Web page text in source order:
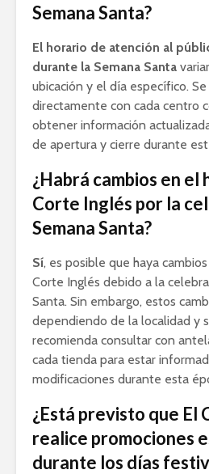
Semana Santa?
El horario de atención al
durante la Semana Santa
ubicación y el día específico.
directamente con cada centro
obtener información
de apertura y cierre durante
¿Habrá cambios en el
Corte Inglés por la
Semana Santa?
Sí, es posible que haya
Corte Inglés debido a la
Santa. Sin embargo, estos
dependiendo de la localidad y
recomienda consultar con
cada tienda para estar
modificaciones durante esta
¿Está previsto que El
realice promociones
durante los días